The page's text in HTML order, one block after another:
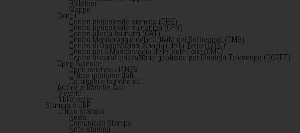
Bollettini
Mappe
Centri
Centro pericolosità sismica (CPS)
Centro pericolosità vulcanica (CPV)
Centro allerta tsunami (CAT)
Centro Monitoraggio delle attività del Sottosuolo (CMS)
Centro di Osservazioni Spaziali della Terra (COS )
Centro per il Monitoraggio delle Isole Eolie (CME)
Centro di caratterizzazione geofisica per Einstein Telescope (CCGET)
Open Science
Open science all'INGV
Ufficio gestione dati
Cataloghi e banche dati
Archivi e Banche Dati
Brevetti
Biblioteche
Stampa e URP
Ufficio stampa
News
Comunicati Stampa
Note stampa